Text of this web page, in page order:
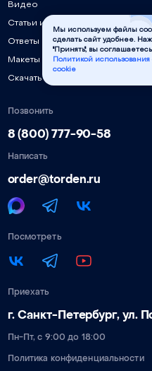
Видео
Статьи и руководства
Ответы на частые вопросы
Макеты для лазерной резки
Скачать инструкции, ПО,
Позвонить
8 (800) 777-90-58
Написать
order@torden.ru
Посмотреть
Приехать
г. Санкт-Петербург, ул.
Пн-Пт, с 9:00 до 18:00
Политика конфиденциальности
Мы используем файлы
сделать сайт удобнее.
"Принять", вы
Политикой использования
cookie